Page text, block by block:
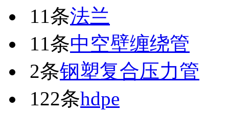
11条法兰
11条中空壁缠绕管
2条钢塑复合压力管
122条hdpe